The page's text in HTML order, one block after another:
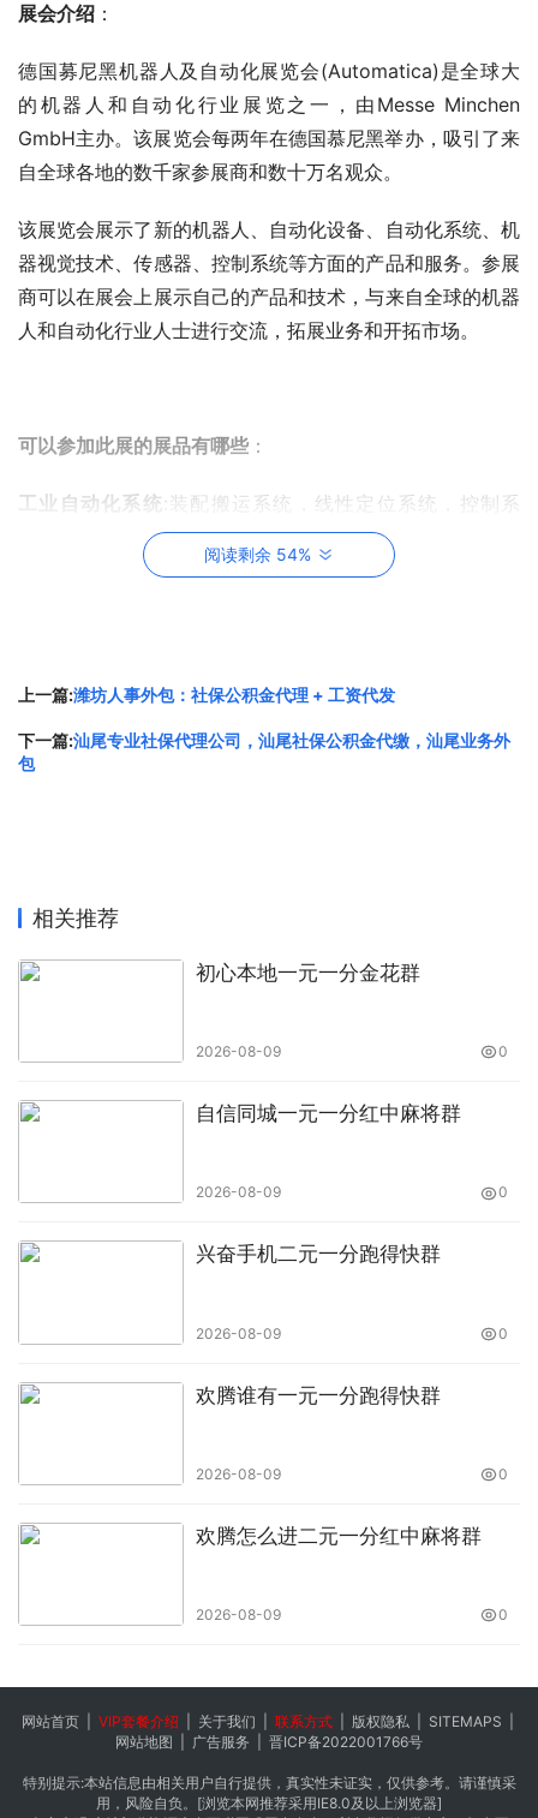
展会介绍 ：
德国募尼黑机器人及自动化展览会(Automatica)是全球大
的机器人和自动化行业展览之一，由Messe Minchen
GmbH主办。该展览会每两年在德国慕尼黑举办，吸引了来
自全球各地的数千家参展商和数十万名观众。
该展览会展示了新的机器人、自动化设备、自动化系统、机
器视觉技术、传感器、控制系统等方面的产品和服务。参展
商可以在展会上展示自己的产品和技术，与来自全球的机器
人和自动化行业人士进行交流，拓展业务和开拓市场。
可以参加此展的展品有哪些 ：
工业自动化系统 :装配搬运系统，线性定位系统，控制系
统，组装系统，工业图像过程处理系统，感应器与促动器，
工业电脑，内嵌系统，测量和检测系统，工业自动化数据分
包装系统，印刷系统，激光打标系统，贴标系统，自动测试
系统，称重系统，测量系统，人工作业系统，连接与传送系
统，分类及送料系统，组装工具，工作台配件，3D激光抛
人，机加工机器人，激光应用机器人，打包机器人，测量机
器人，装卸机器人，桁架机械手、助力机械手、AGV、有轨
机器人系统配件及其它:控制器，减速机，伺服系统，三项
工具和夹具，机器视觉，数控系统，齿轮，轴承，直线导
件，供应技术、软件服务及服务供应商、科研及科技机构
中展远洋商务咨询（北京）有限公司
IEBC BUSINESS Co nSULTING(BEIJING) CO., LTD
http://www.pc165.cn/news/2016.html
和复制请保留此链接。
以上就是关于2027年德国机器人展 Automatica全部的内
阅读剩余 54%
上一篇:潍坊人事外包：社保公积金代理 + 工资代发
下一篇:汕尾专业社保代理公司，汕尾社保公积金代缴，汕尾业务外
包
相关推荐
初心本地一元一分金花群
2026-08-09 0
自信同城一元一分红中麻将群
2026-08-09 0
兴奋手机二元一分跑得快群
2026-08-09 0
欢腾谁有一元一分跑得快群
2026-08-09 0
欢腾怎么进二元一分红中麻将群
2026-08-09 0
网站首页| VIP套餐介绍 关于我们 联系方式| 版权隐私| SITEMAPS
网站地图
广告服务 晋ICP备2022001766号
特别提示:本站信息由相关用户自行提供，真实性未证实，仅供参考。请谨慎采
用，风险自负。[浏览本网推荐采用IE8.0及以上浏览器]